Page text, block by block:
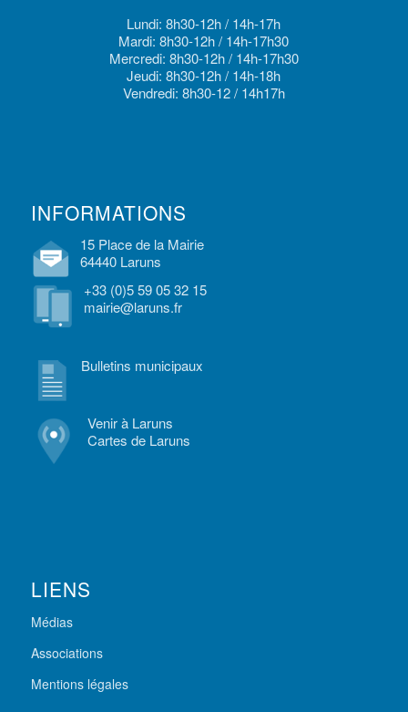
Lundi: 8h30-12h / 14h-17h
Mardi: 8h30-12h / 14h-17h30
Mercredi: 8h30-12h / 14h-17h30
Jeudi: 8h30-12h / 14h-18h
Vendredi: 8h30-12 / 14h17h
INFORMATIONS
15 Place de la Mairie
64440 Laruns
+33 (0)5 59 05 32 15
mairie@laruns.fr
Bulletins municipaux
Venir à Laruns
Cartes de Laruns
LIENS
Médias
Associations
Mentions légales